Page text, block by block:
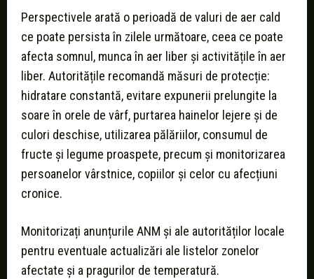
Perspectivele arată o perioadă de valuri de aer cald
ce poate persista în zilele următoare, ceea ce poate
afecta somnul, munca în aer liber și activitățile în aer
liber. Autoritățile recomandă măsuri de protecție:
hidratare constantă, evitare expunerii prelungite la
soare în orele de vârf, purtarea hainelor lejere și de
culori deschise, utilizarea pălăriilor, consumul de
fructe și legume proaspete, precum și monitorizarea
persoanelor vârstnice, copiilor și celor cu afecțiuni
cronice.
Monitorizați anunțurile ANM și ale autorităților locale
pentru eventuale actualizări ale listelor zonelor
afectate și a pragurilor de temperatură.